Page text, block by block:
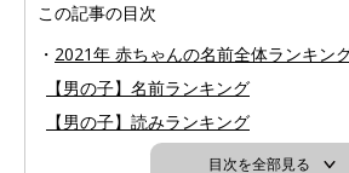
この記事の目次
2021年 赤ちゃんの名前全体ランキン
【男の子】名前ランキング
【男の子】読みランキング
目次を全部見る